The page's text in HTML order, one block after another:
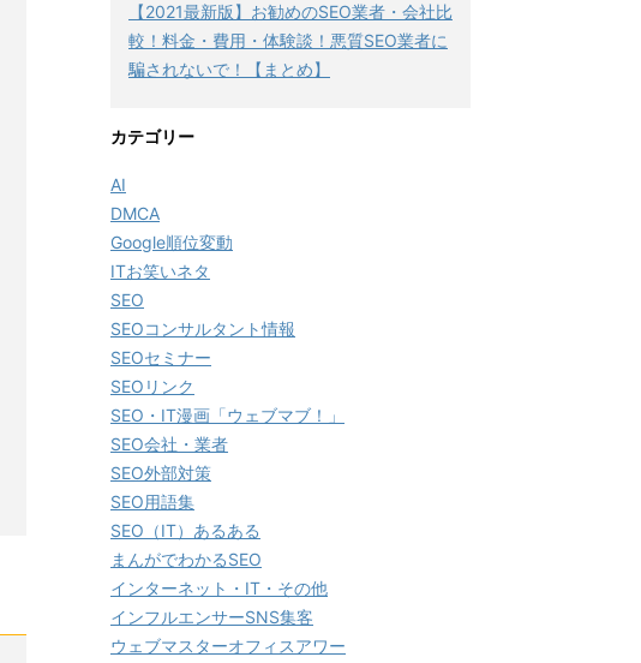
【2021最新版】お勧めのSEO業者・会社比
較！料金・費用・体験談！悪質SEO業者に
騙されないで！【まとめ】
カテゴリー
AI
DMCA
Google順位変動
ITお笑いネタ
SEO
SEOコンサルタント情報
SEOセミナー
SEOリンク
SEO・IT漫画「ウェブマブ！」
SEO会社・業者
SEO外部対策
SEO用語集
SEO（IT）あるある
まんがでわかるSEO
インターネット・IT・その他
インフルエンサーSNS集客
ウェブマスターオフィスアワー